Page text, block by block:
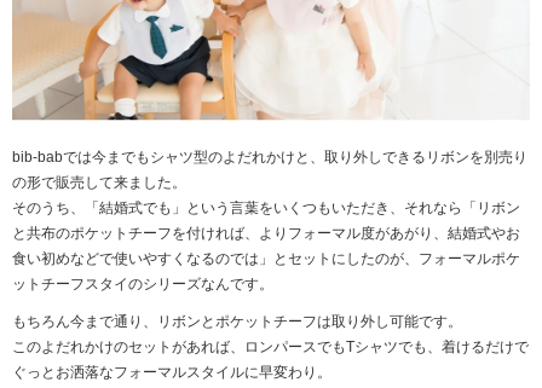
bib-babでは今までもシャツ型のよだれかけと、取り外しできるリボンを別売り
の形で販売して来ました。
そのうち、「結婚式でも」という言葉をいくつもいただき、それなら「リボン
と共布のポケットチーフを付ければ、よりフォーマル度があがり、結婚式やお
食い初めなどで使いやすくなるのでは」とセットにしたのが、フォーマルポケ
ットチーフスタイのシリーズなんです。
もちろん今まで通り、リボンとポケットチーフは取り外し可能です。
このよだれかけのセットがあれば、ロンパースでもTシャツでも、着けるだけで
ぐっとお洒落なフォーマルスタイルに早変わり。